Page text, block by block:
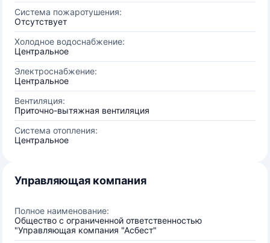
Система пожаротушения:
Отсутствует
Холодное водоснабжение:
Центральное
Электроснабжение:
Центральное
Вентиляция:
Приточно-вытяжная вентиляция
Система отопления:
Центральное
Управляющая компания
Полное наименование:
Общество с ограниченной ответственностью
"Управляющая компания "Асбест"